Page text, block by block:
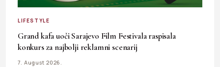
LIFESTYLE
Grand kafa uoči Sarajevo Film Festivala raspisala
konkurs za najbolji reklamni scenarij
7. August 2026.